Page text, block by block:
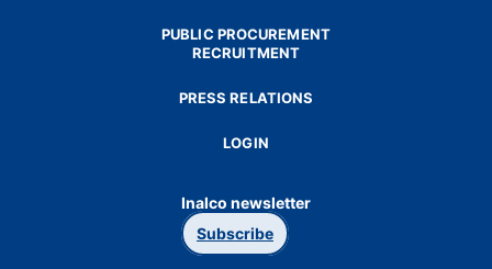
PUBLIC PROCUREMENT
RECRUITMENT
PRESS RELATIONS
LOGIN
Inalco newsletter
Subscribe